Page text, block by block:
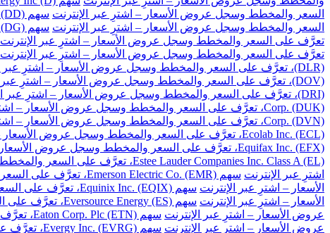
السعر والمخطط وسجل عروض الأسعار – اشترِ عبر الإنترنت سهم DuPont de Nemours Inc. (DD)، تعرَّف على السعر والمخطط وسجل عروض الأسعار – اشترِ عبر الإنترنت
السعر والمخطط وسجل عروض الأسعار – اشترِ عبر الإنترنت سهم Dollar General Corp. (DG)، تعرَّف على السعر والمخطط وسجل عروض الأسعار – اشترِ عبر الإنترنت
تعرَّف على السعر والمخطط وسجل عروض الأسعار – اشترِ عبر الإنترنت
تعرَّف على السعر والمخطط وسجل عروض الأسعار – اشترِ عبر الإنترنت
(DLR)، تعرَّف على السعر والمخطط وسجل عروض الأسعار – اشترِ عبر الإنترنت
(DOV)، تعرَّف على السعر والمخطط وسجل عروض الأسعار – اشترِ عبر الإنترنت
(DRI)، تعرَّف على السعر والمخطط وسجل عروض الأسعار – اشترِ عبر الإنترنت
Corp. (DUK)، تعرَّف على السعر والمخطط وسجل عروض الأسعار – اشترِ عبر الإنترنت
Corp. (DVN)، تعرَّف على السعر والمخطط وسجل عروض الأسعار – اشترِ عبر الإنترنت
Ecolab Inc. (ECL)، تعرَّف على السعر والمخطط وسجل عروض الأسعار – اشترِ عبر الإنترنت
Equifax Inc. (EFX)، تعرَّف على السعر والمخطط وسجل عروض الأسعار – اشترِ عبر الإنترنت
Estee Lauder Companies Inc. Class A (EL)، تعرَّف على السعر والمخطط وسجل عروض الأسعار – اشترِ عبر الإنترنت
اشترِ عبر الإنترنت سهم Emerson Electric Co. (EMR)، تعرَّف على السعر والمخطط وسجل عروض الأسعار – اشترِ عبر الإنترنت
الأسعار – اشترِ عبر الإنترنت سهم Equinix Inc. (EQIX)، تعرَّف على السعر والمخطط وسجل عروض الأسعار – اشترِ عبر الإنترنت
الأسعار – اشترِ عبر الإنترنت سهم Eversource Energy (ES)، تعرَّف على السعر والمخطط وسجل عروض الأسعار – اشترِ عبر الإنترنت
عروض الأسعار – اشترِ عبر الإنترنت سهم Eaton Corp. Plc (ETN)، تعرَّف على السعر والمخطط وسجل عروض الأسعار – اشترِ عبر الإنترنت
عروض الأسعار – اشترِ عبر الإنترنت سهم Evergy Inc. (EVRG)، تعرَّف على السعر والمخطط وسجل عروض الأسعار – اشترِ عبر الإنترنت